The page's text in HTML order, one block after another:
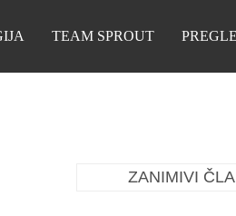
TEAM SPROUT
ZANIMIVI